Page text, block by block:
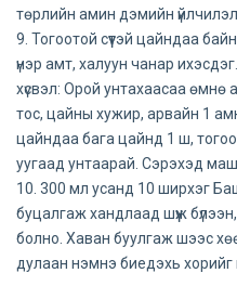
төрлийн амин дэмийн
9. Тогоотой сүүтэй цайндаа
үнэр амт, халуун чанар
хүсвэл: Орой унтахаасаа өмнө
тос, цайны хужир, арвайн 1
цайндаа бага цайнд 1 ш,
уугаад унтаарай. Сэрэхэд
10. 300 мл усанд 10 ширхэг
буцалгаж хандлаад шүүж
болно. Хаван буулгаж шээс
дулаан нэмнэ биедэхь хорийг